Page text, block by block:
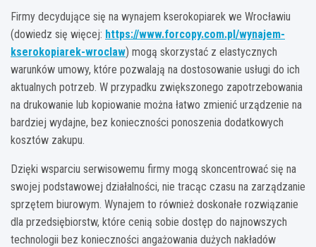
Firmy decydujące się na wynajem kserokopiarek we Wrocławiu
(dowiedz się więcej: https://www.forcopy.com.pl/wynajem-
kserokopiarek-wroclaw) mogą skorzystać z elastycznych
warunków umowy, które pozwalają na dostosowanie usługi do ich
aktualnych potrzeb. W przypadku zwiększonego zapotrzebowania
na drukowanie lub kopiowanie można łatwo zmienić urządzenie na
bardziej wydajne, bez konieczności ponoszenia dodatkowych
kosztów zakupu.
Dzięki wsparciu serwisowemu firmy mogą skoncentrować się na
swojej podstawowej działalności, nie tracąc czasu na zarządzanie
sprzętem biurowym. Wynajem to również doskonałe rozwiązanie
dla przedsiębiorstw, które cenią sobie dostęp do najnowszych
technologii bez konieczności angażowania dużych nakładów